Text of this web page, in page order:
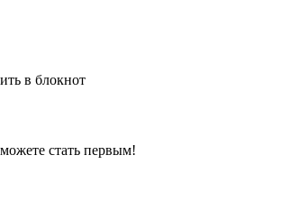
в блокнот
стать первым!